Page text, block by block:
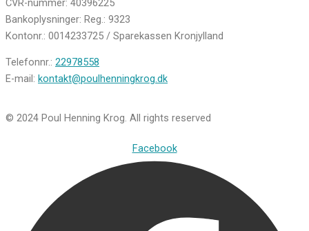
Bankoplysninger: Reg.: 9323
Kontonr.: 0014233725 / Sparekassen Kronjylland
Telefonnr.: 22978558
E-mail: kontakt@poulhenningkrog.dk
© 2024 Poul Henning Krog. All rights reserved
Facebook